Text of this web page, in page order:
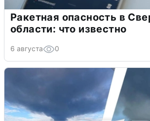
Ракетная опасность в
области: что известно
6 августа 0